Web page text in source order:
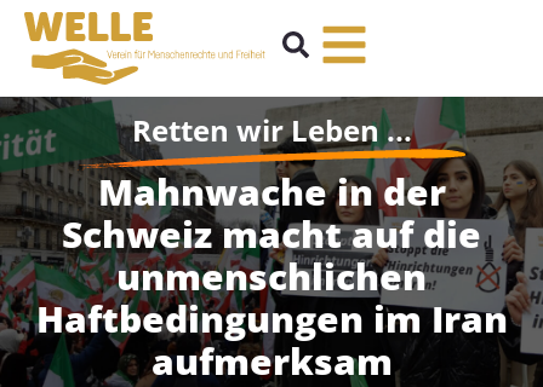
Retten wir Leben ...
Mahnwache in der
Schweiz macht auf die
unmenschlichen
Haftbedingungen im Iran
aufmerksam